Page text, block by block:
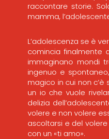
raccontare storie.
mamma,
L’adolescenza se è
comincia finalmente
immaginano mondi
ingenuo e
magico in cui non
un io che vuole
delizia
volere e non volere
ascoltarsi e del
con un «ti amo».